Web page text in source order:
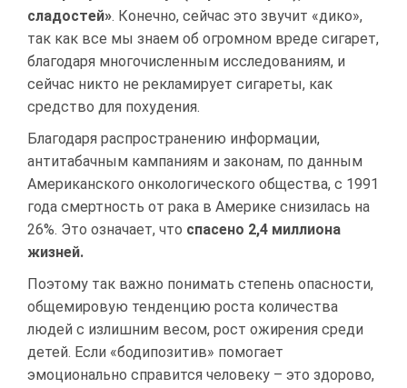
сладостей». Конечно, сейчас это звучит «дико»,
так как все мы знаем об огромном вреде сигарет,
благодаря многочисленным исследованиям, и
сейчас никто не рекламирует сигареты, как
средство для похудения.
Благодаря распространению информации,
антитабачным кампаниям и законам, по данным
Американского онкологического общества, с 1991
года смертность от рака в Америке снизилась на
26%. Это означает, что спасено 2,4 миллиона
жизней.
Поэтому так важно понимать степень опасности,
общемировую тенденцию роста количества
людей с излишним весом, рост ожирения среди
детей. Если «бодипозитив» помогает
эмоционально справится человеку – это здорово,